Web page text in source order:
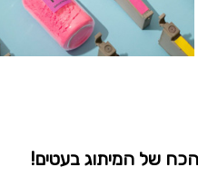
הכח של המיתוג בעטים!